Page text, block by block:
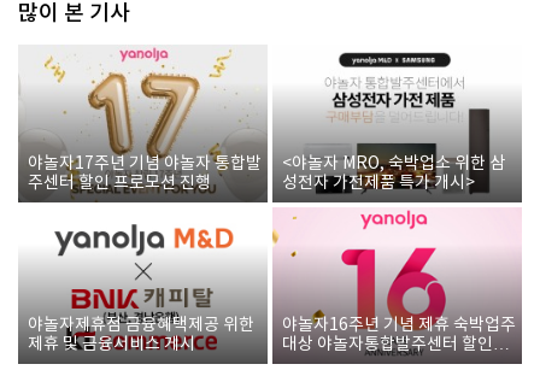
많이 본 기사
야놀자17주년 기념 야놀자 통합발
주센터 할인 프로모션 진행
<야놀자 MRO, 숙박업소 위한 삼
성전자 가전제품 특가 개시>
야놀자제휴점 금융혜택제공 위한
제휴 및 금융서비스 게시
야놀자16주년 기념 제휴 숙박업주
대상 야놀자통합발주센터 할인쿠
폰 증정